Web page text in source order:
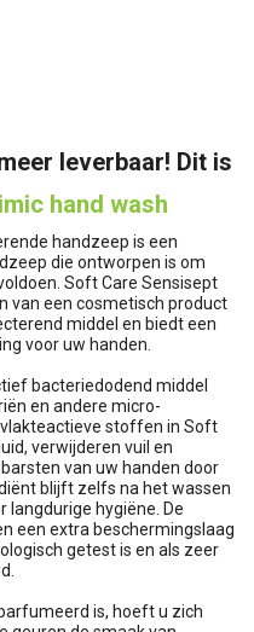
leverbaar! Dit is
hand wash
handzeep is een
die ontworpen is om
Soft Care Sensisept
van een cosmetisch product
middel en biedt een
voor uw handen.
bacteriedodend middel
en andere micro-
stoffen in Soft
verwijderen vuil en
van uw handen door
blijft zelfs na het wassen
hygiëne. De
een extra beschermingslaag
getest is en als zeer
is, hoeft u zich